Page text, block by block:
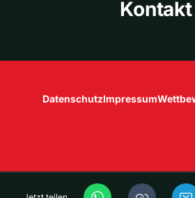
Kontakt
DatenschutzImpressum